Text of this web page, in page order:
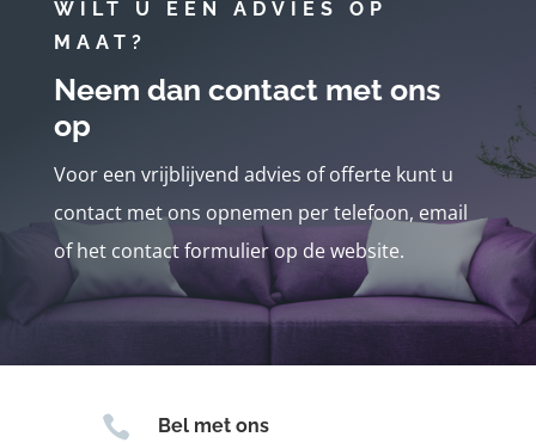
WILT U EEN ADVIES OP
MAAT?
Neem dan contact met ons
op
Voor een vrijblijvend advies of offerte kunt u
contact met ons opnemen per telefoon, email
of het contact formulier op de website.
 Bel met ons